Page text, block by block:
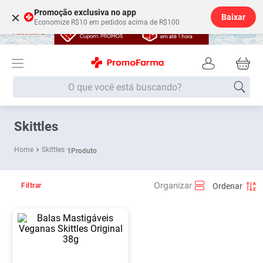
× Promoção exclusiva no app
Economize R$10 em pedidos acima de R$100
Baixar
O que você está buscando?
Skittles
Skittles 1Produto
Filtrar
Termos mais buscados
1 º Fralda
3º
5º Fralda G
Desodorante